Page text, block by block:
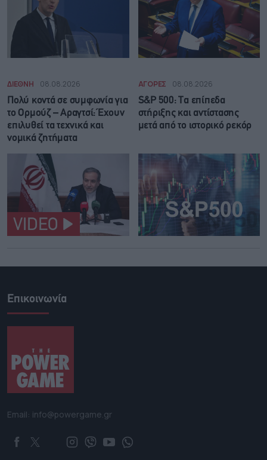
ΔΙΕΘΝΗ 08.08.2026
Πολύ κοντά σε συμφωνία για
το Ορμούζ – Αραγτσί: Έχουν
επιλυθεί τα τεχνικά και
νομικά ζητήματα
VIDEO
ΑΓΟΡΕΣ 08.08.2026
S&P 500: Τα επίπεδα
στήριξης και αντίστασης
μετά από το ιστορικό ρεκόρ
Επικοινωνία
Email: info@powergame.gr